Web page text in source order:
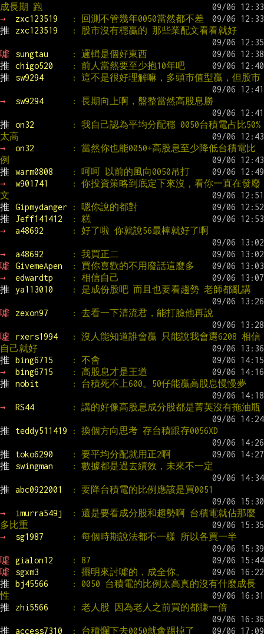
成長期 跑
→
zxc123519
: 回測不管幾年0050當然都不差
推
zxc123519 : 股市沒有穩贏的 那些業配文看看就好
噓 sungtau
: 邏輯是個好東西
推
chigo520
: 前人當然要至少抱10年吧
推
sw9294 : 這不是很好理解嘛，多頭市值型贏，但股市
→ sw9294 : 長期向上啊，盤整當然高股息勝
推 on32
: 我自己認為平均分配穩 0050台積電占比50%
太高
→
on32
: 當然你也能0050+高股息至少降低台積電比
例
推
warm0808
: 呵呵 以前的風向0050吊打
→
w901741
: 你投資策略到底定下來沒，看你一直在發廢
文
推
Gipmydanger
: 嗯你說的都對
推
Jeff141412
: 糕
→
a48692 : 好了啦 你就說56最棒就好了啊
→ a48692
: 我買正二
噓
GivemeApen
: 買你喜歡的不用廢話這麼多
→
edwardtp
: 相信自己
推
ya113010 : 是成份股吧 而且也要看趨勢 老師都亂講
噓 zexon97 : 去看一下清流君，能打臉他再說
噓 rxers1994
: 沒人能知道誰會贏 只能說我會選6208 相信
自己就好
推
bing6715
: 不會
→
bing6715
: 高股息才是王道
推
nobit : 台積死不上600。50仔能贏高股息慢慢夢
→ RS44 : 講的好像高股息成分股都是菁英沒有拖油瓶
推 teddy511419 : 換個方向思考 存台積跟存0056XD
推 toko6290
: 要平均分配就用正2啊
推
swingman : 數據都是過去績效，未來不一定
推 abc0922001 : 要降台積電的比例應該是買0051
→ imurra549j
: 還是要看成分股和趨勢啊 台積電就佔那麼
多比重
→
sg1987 : 每個時期說法都不一樣 所以各買一半
噓 gialon12
: 87
噓
sgxm3
: 擺明來討噓的，成全你。
推
bj45566
: 0050 台積電的比例太高真的沒有什麼成長
性
推
zhi5566 : 老人股 因為老人之前買的都賺一倍
推 access7310
: 台積爛下去0050就會踢掉了